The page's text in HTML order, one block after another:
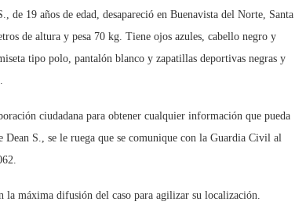
19 años de edad, desapareció en Buenavista del Norte, Santa
de altura y pesa 70 kg. Tiene ojos azules, cabello negro y
tipo polo, pantalón blanco y zapatillas deportivas negras y
ciudadana para obtener cualquier información que pueda
S., se le ruega que se comunique con la Guardia Civil al
máxima difusión del caso para agilizar su localización.